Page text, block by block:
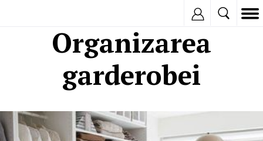
Organizarea
garderobei